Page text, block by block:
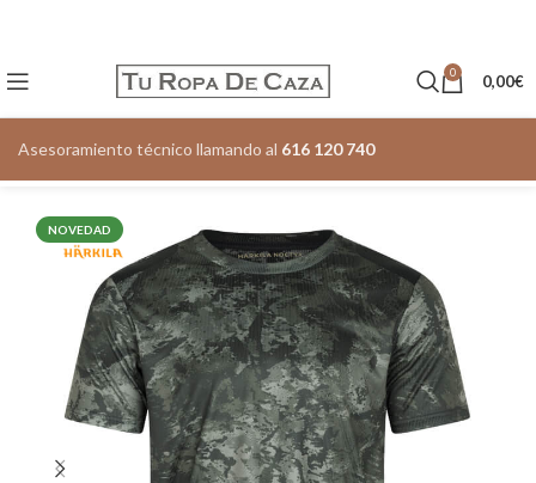
0 0,00€
Asesoramiento técnico llamando al 616 120 740
NOVEDAD